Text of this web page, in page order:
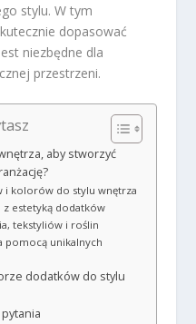
stylu. W tym
dopasować
niezbędne dla
przestrzeni.
aby stworzyć
i kolorów do stylu wnętrza
estetyką dodatków
tekstyliów i roślin
pomocą unikalnych
dodatków do stylu